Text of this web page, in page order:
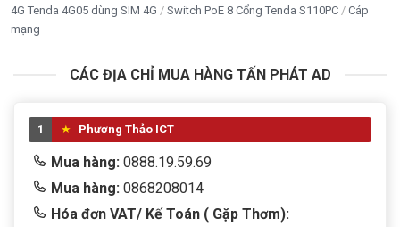
4G Tenda 4G05 dùng SIM 4G
Switch PoE 8 Cổng Tenda S110PC
Cáp
mạng
CÁC ĐỊA CHỈ MUA HÀNG TẤN PHÁT AD
1 Phương Thảo ICT
Mua hàng: 0888.19.59.69
Mua hàng: 0868208014
Hóa đơn VAT/ Kế Toán ( Gặp Thơm):